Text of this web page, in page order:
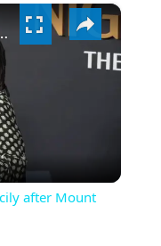
×
Mount Etna erupts.
after Mount